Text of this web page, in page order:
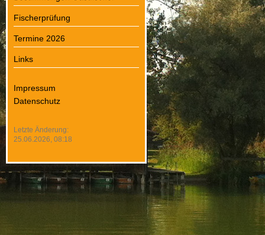
Fischerprüfung
Termine 2026
Links
Impressum
Datenschutz
Letzte Änderung:
25.06.2026, 08:18